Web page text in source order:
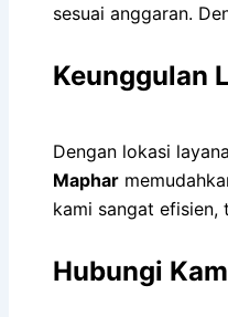
sesuai anggaran.
Keunggulan
Dengan lokasi
Maphar
kami sangat efisien,
Hubungi